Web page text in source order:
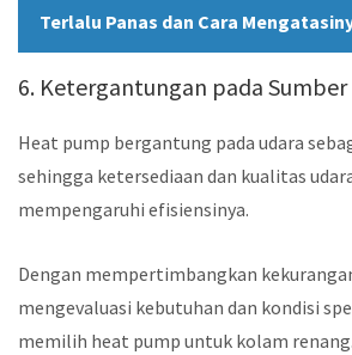
Terlalu Panas dan Cara
6. Ketergantungan pada Sumber
Heat pump bergantung pada udara
sehingga ketersediaan dan kualitas
mempengaruhi efisiensinya.
Dengan mempertimbangkan
mengevaluasi kebutuhan dan kondisi
memilih heat pump untuk kolam renang.